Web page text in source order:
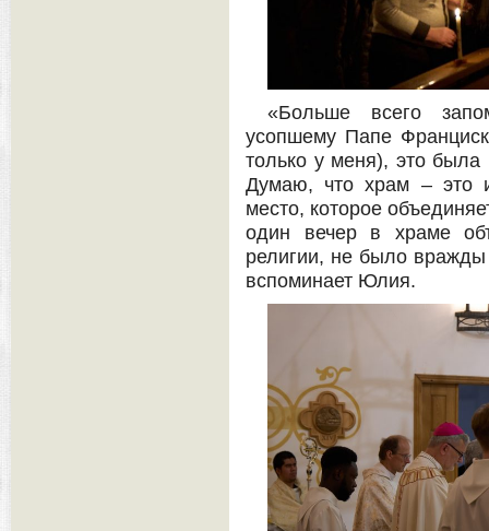
«Больше всего
усопшему Папе
только у меня), это была
Думаю, что храм – это
место, которое
один вечер в храме
религии, не было
вспоминает Юлия.